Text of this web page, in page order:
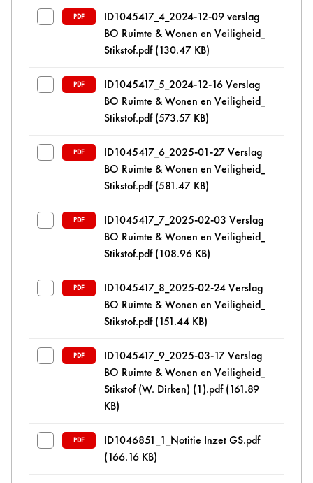
PDF
ID1045417_4_2024-12-09 verslag
BO Ruimte & Wonen en Veiligheid_
Stikstof.pdf (130.47 KB)
PDF
ID1045417_5_2024-12-16 Verslag
BO Ruimte & Wonen en Veiligheid_
Stikstof.pdf (573.57 KB)
PDF
ID1045417_6_2025-01-27 Verslag
BO Ruimte & Wonen en Veiligheid_
Stikstof.pdf (581.47 KB)
PDF
ID1045417_7_2025-02-03 Verslag
BO Ruimte & Wonen en Veiligheid_
Stikstof.pdf (108.96 KB)
PDF
ID1045417_8_2025-02-24 Verslag
BO Ruimte & Wonen en Veiligheid_
Stikstof.pdf (151.44 KB)
PDF
ID1045417_9_2025-03-17 Verslag
BO Ruimte & Wonen en Veiligheid_
Stikstof (W. Dirken) (1).pdf (161.89
KB)
PDF
ID1046851_1_Notitie Inzet GS.pdf
(166.16 KB)